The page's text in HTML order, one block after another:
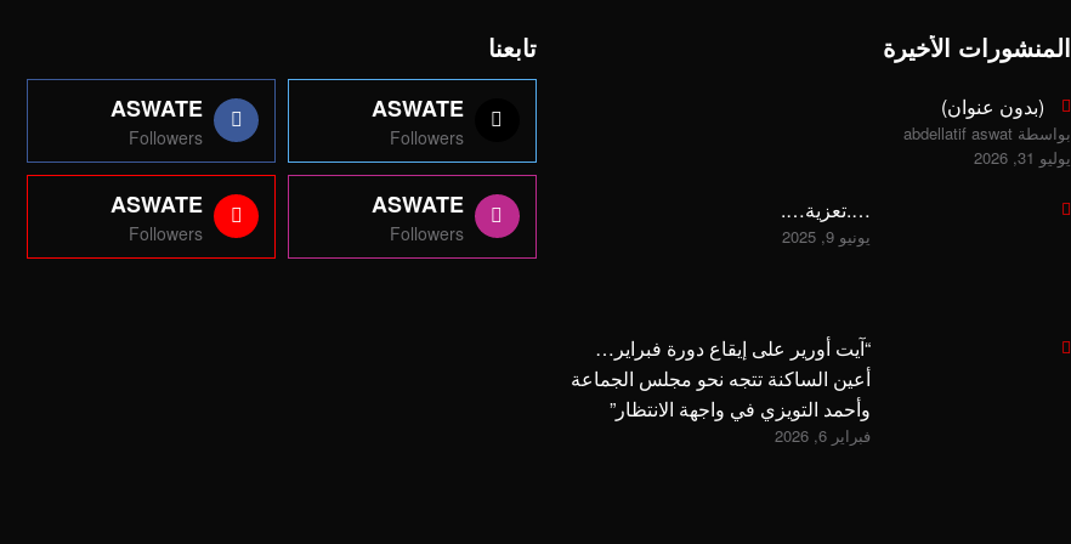
المنشورات الأخيرة
(بدون عنوان)
بواسطة abdellatif aswat
يوليو 31, 2026
….تعزية….
يونيو 9, 2025
“آيت أورير على إيقاع دورة فبراير…
أعين الساكنة تتجه نحو مجلس الجماعة
وأحمد التويزي في واجهة الانتظار”
فبراير 6, 2026
تابعنا
ASWATE
Followers
ASWATE
Followers
ASWATE
Followers
ASWATE
Followers